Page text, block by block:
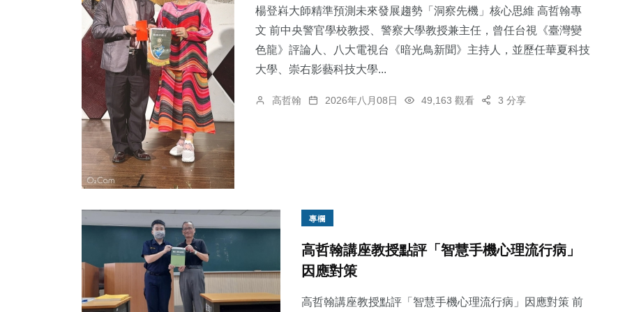
楊登嵙大師精準預測未來發展趨勢「洞察先機」核心思維 高哲翰專
文 前中央警官學校教授、警察大學教授兼主任，曾任台視《臺灣變
色龍》評論人、八大電視台《暗光鳥新聞》主持人，並歷任華夏科技
大學、崇右影藝科技大學...
高哲翰 2026年八月08日 49,163 觀看 3 分享
專欄
高哲翰講座教授點評「智慧手機心理流行病」
因應對策
高哲翰講座教授點評「智慧手機心理流行病」因應對策 前